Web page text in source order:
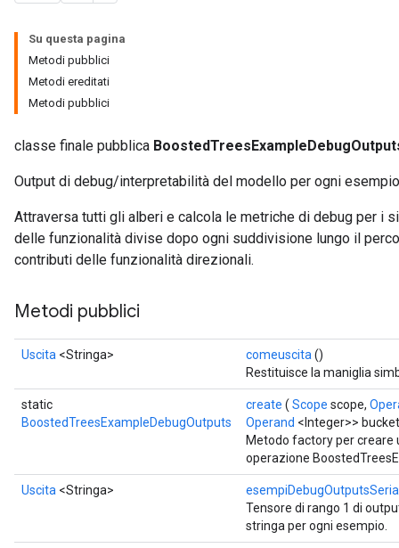
Su questa pagina
Metodi pubblici
Metodi ereditati
Metodi pubblici
classe finale pubblica
Output di debug/interpretabilità del modello per ogni
Attraversa tutti gli alberi e calcola le metriche di debug per i
delle funzionalità divise dopo ogni suddivisione lungo il
contributi delle funzionalità direzionali.
Metodi pubblici
Uscita <Stringa> comeuscita ()
Restituisce la maniglia
static
BoostedTreesExampleDebugOutputs
create ( Scope scope,
Operand <Integer>>
Metodo factory per creare
operazione
Uscita <Stringa>
Tensore di rango 1 di
stringa per ogni esempio.